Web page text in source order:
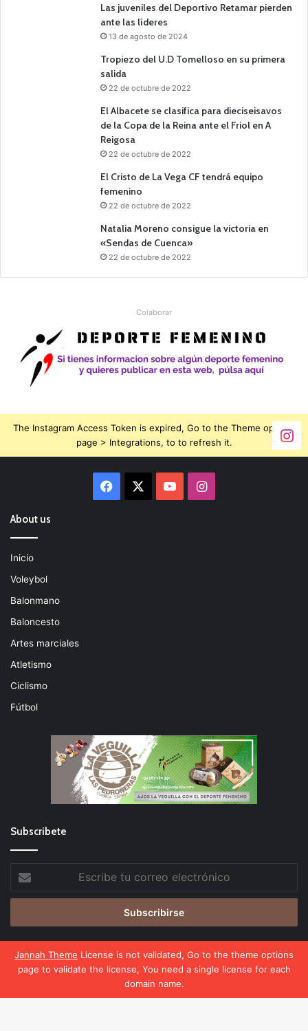
Jannah Theme License is not validated, Go to the theme options
page to validate the license, You need a single license for each
domain name.
Las juveniles del Deportivo Retamar pierden
ante las líderes
13 de agosto de 2024
Tropiezo del U.D Tomelloso en su primera
salida
22 de octubre de 2022
El Albacete se clasifica para dieciseisavos
de la Copa de la Reina ante el Friol en A
Reigosa
22 de octubre de 2022
El Cristo de La Vega CF tendrá equipo
femenino
22 de octubre de 2022
Natalia Moreno consigue la victoria en
«Sendas de Cuenca»
22 de octubre de 2022
Colaborar
The Instagram Access Token is expired, Go to the Theme options
page > Integrations, to to refresh it.
Facebook YouTubeInstagram
About us
Inicio
Voleybol
Balonmano
Baloncesto
Artes marciales
Atletismo
Ciclismo
Fútbol
Subscribete
Escribe
tu
correo
El Deporte Femenino
Política de privacidad
Política de cookies
Facebook X WhatsApp Telegram